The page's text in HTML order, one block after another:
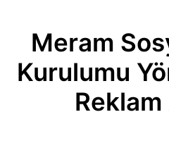
Meram
Kurulumu
Reklam